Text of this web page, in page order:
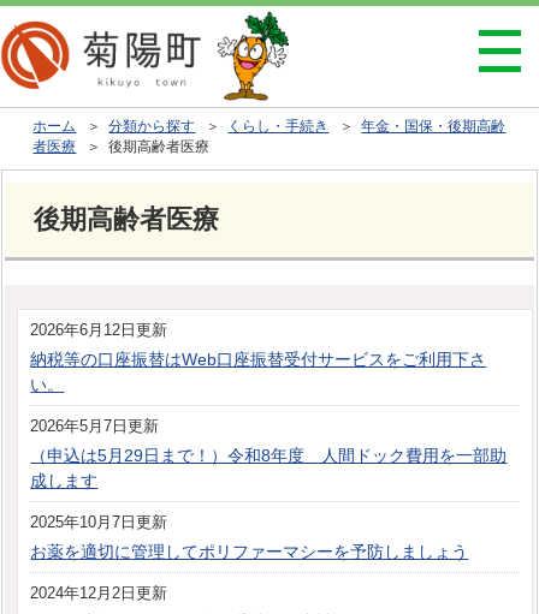
ホーム ＞分類から探す ＞ くらし・手続き ＞年金・国保・後期高齢
者医療 ＞ 後期高齢者医療
後期高齢者医療
2026年6月12日更新
納税等の口座振替はWeb口座振替受付サービスをご利用下さ
い。
2026年5月7日更新
（申込は5月29日まで！）令和8年度 人間ドック費用を一部助
成します
2025年10月7日更新
お薬を適切に管理してポリファーマシーを予防しましょう
2024年12月2日更新